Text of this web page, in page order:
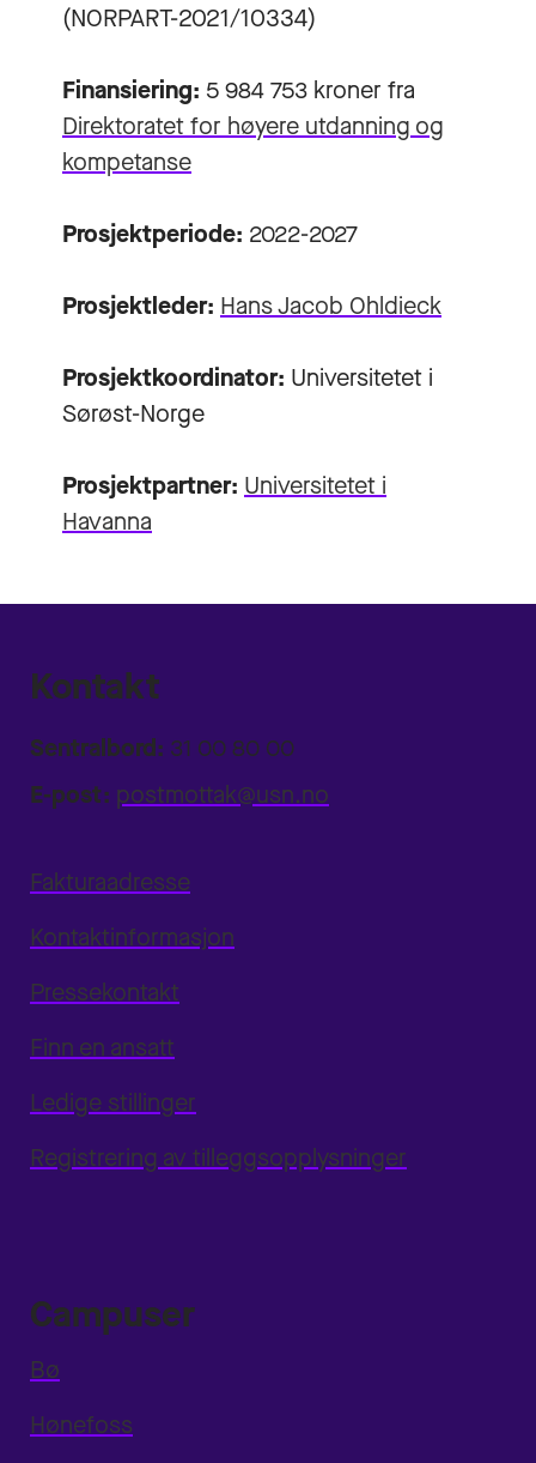
(NORPART-2021/10334)
Finansiering: 5 984 753 kroner fra
Direktoratet for høyere utdanning og
kompetanse
Prosjektperiode: 2022-2027
Prosjektleder: Hans Jacob Ohldieck
Prosjektkoordinator: Universitetet i
Sørøst-Norge
Prosjektpartner: Universitetet i
Havanna
Kontakt
Sentralbord: 31 00 80 00
E-post: postmottak@usn.no
Fakturaadresse
Kontaktinformasjon
Pressekontakt
Finn en ansatt
Ledige stillinger
Registrering av tilleggsopplysninger
Campuser
Bø
Hønefoss